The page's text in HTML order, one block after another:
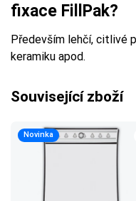
fixace FillPak?
Především lehčí, citlivé
keramiku apod.
Související zboží
Novinka